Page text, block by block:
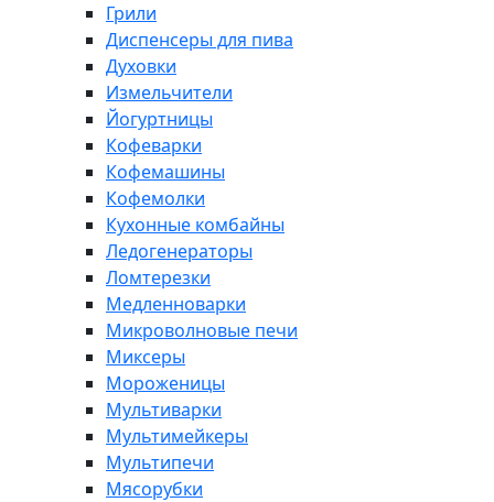
Грили
Диспенсеры для пива
Духовки
Измельчители
Йогуртницы
Кофеварки
Кофемашины
Кофемолки
Кухонные комбайны
Ледогенераторы
Ломтерезки
Медленноварки
Микроволновые печи
Миксеры
Мороженицы
Мультиварки
Мультимейкеры
Мультипечи
Мясорубки